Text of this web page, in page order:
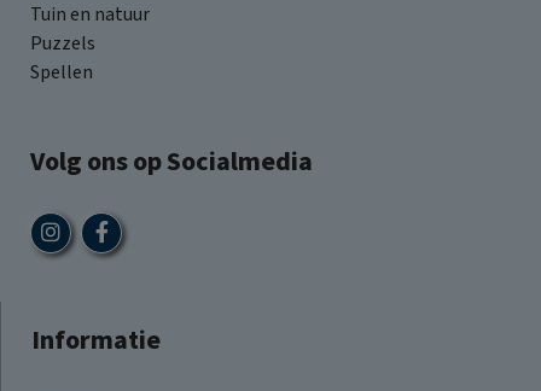
Tuin en natuur
Puzzels
Spellen
Volg ons op Socialmedia
Informatie